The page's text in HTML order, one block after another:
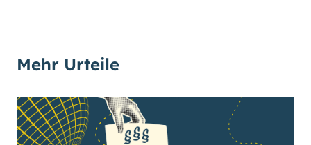
Mehr Urteile